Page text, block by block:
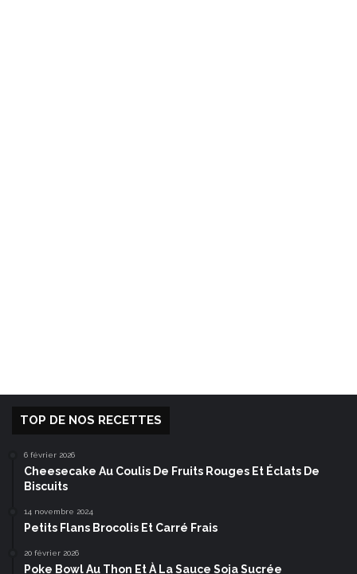
TOP DE NOS RECETTES
6 février 2026
Cheesecake Au Coulis De Fruits Rouges Et Éclats De
Biscuits
14 novembre 2024
Petits Flans Brocolis Et Carré Frais
20 février 2026
Poke Bowl Au Thon Et À La Sauce Soja Sucrée